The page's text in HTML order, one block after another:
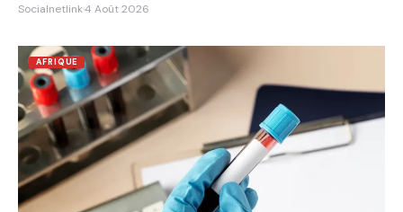
Socialnetlink·4 Août 2026
AFRIQUE